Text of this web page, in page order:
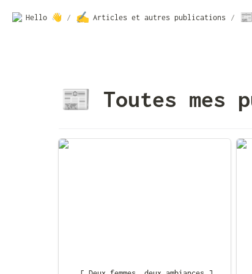
Hello 👋 / ✍️ Articles et autres publications / 📰
📰 Toutes mes
[ Deux femmes, deux ambiances ]
[